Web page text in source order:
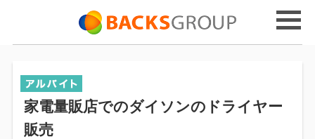
家電量販店でのダイソンのドライヤー
販売